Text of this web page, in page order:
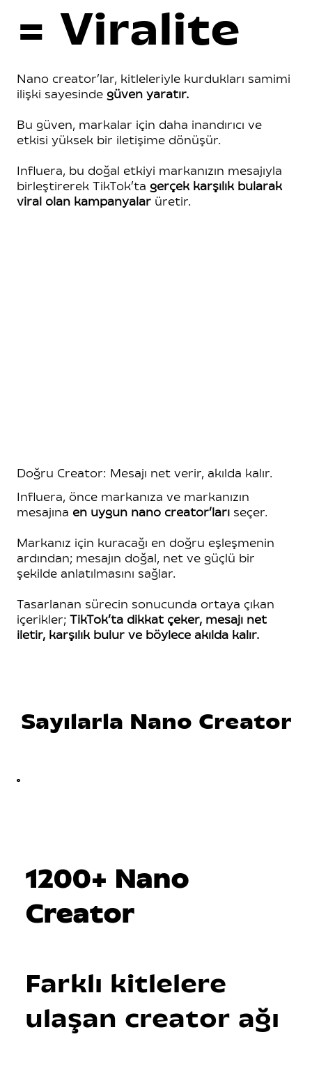
= Viralite
Nano creator’lar, kitleleriyle kurdukları samimi
ilişki sayesinde güven yaratır.
Bu güven, markalar için daha inandırıcı ve
etkisi yüksek bir iletişime dönüşür.
Influera, bu doğal etkiyi markanızın mesajıyla
birleştirerek TikTok’ta gerçek karşılık bularak
viral olan kampanyalar üretir.
Doğru Creator: Mesajı net verir, akılda kalır.
Influera, önce markanıza ve markanızın
mesajına en uygun nano creator’ları seçer.
Markanız için kuracağı en doğru eşleşmenin
ardından; mesajın doğal, net ve güçlü bir
şekilde anlatılmasını sağlar.
Tasarlanan sürecin sonucunda ortaya çıkan
içerikler; TikTok’ta dikkat çeker, mesajı net
iletir, karşılık bulur ve böylece akılda kalır.
Sayılarla Nano Creator
1200+ Nano
Creator
Farklı kitlelere
ulaşan creator ağı